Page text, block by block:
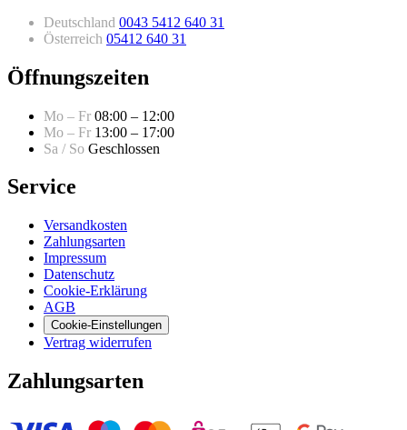
Deutschland 0043 5412 640 31
Österreich 05412 640 31
Öffnungszeiten
Mo – Fr 08:00 – 12:00
Mo – Fr 13:00 – 17:00
Sa / So Geschlossen
Service
Versandkosten
Zahlungsarten
Impressum
Datenschutz
Cookie-Erklärung
AGB
Cookie-Einstellungen
Vertrag widerrufen
Zahlungsarten